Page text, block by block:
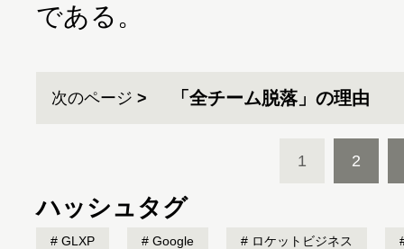
である。
次のページ 「全チーム脱落」の理由
1 2
ハッシュタグ
GLXP Google ロケットビジネス